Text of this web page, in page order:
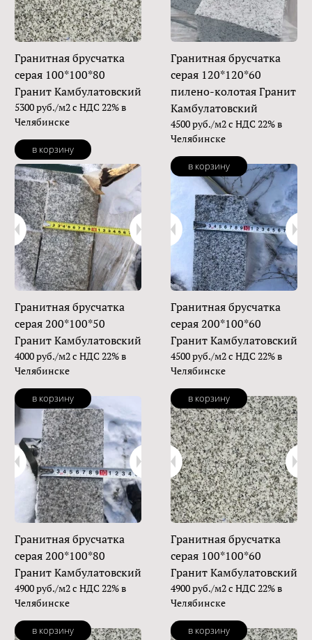
Гранитная брусчатка
серая 100*100*80
Гранит Камбулатовский
5300 руб./м2 с НДС 22% в
Челябинске
в корзину
Гранитная брусчатка
серая 120*120*60
пилено-колотая Гранит
Камбулатовский
4500 руб./м2 с НДС 22% в
Челябинске
в корзину
Гранитная брусчатка
серая 200*100*50
Гранит Камбулатовский
4000 руб./м2 с НДС 22% в
Челябинске
в корзину
Гранитная брусчатка
серая 200*100*60
Гранит Камбулатовский
4500 руб./м2 с НДС 22% в
Челябинске
в корзину
Гранитная брусчатка
серая 200*100*80
Гранит Камбулатовский
4900 руб./м2 с НДС 22% в
Челябинске
в корзину
Гранитная брусчатка
серая 100*100*60
Гранит Камбулатовский
4900 руб./м2 с НДС 22% в
Челябинске
в корзину